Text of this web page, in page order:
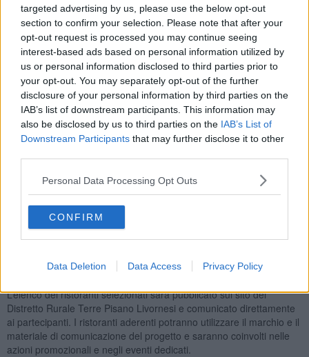
targeted advertising by us, please use the below opt-out
section to confirm your selection. Please note that after your
opt-out request is processed you may continue seeing
interest-based ads based on personal information utilized by
us or personal information disclosed to third parties prior to
your opt-out. You may separately opt-out of the further
disclosure of your personal information by third parties on the
IAB’s list of downstream participants. This information may
also be disclosed by us to third parties on the IAB’s List of
Downstream Participants that may further disclose it to other
Personal Data Processing Opt Outs
CONFIRM
Data Deletion Data Access Privacy Policy
ristoranti del territorio pisano-livornese interessati ad aderire al
progetto, contribuendo alla diffusione di unafiliera corta e
sostenibile, basata sull’utilizzo di prodotti locali, tipici e certificati,
nonché alla promozione di un’offerta enogastronomica di qualità
legata al territorio.
Possono presentare domanda di adesione i ristoranti, osterie,
agriturismi, trattorie e altre attività di ristorazione con sede
operativa nei comuni aderenti al Distretto Rurale Terre Pisano
Fauglia, Orciano Pisano e Santa Luce.
La selezione delle candidature avverrà sulla base di una serie di
criteri: percentuale di utilizzo di prodotti locali e tipici del territorio;
impegno alla promozione del progetto e dei produttori aderenti al
identità territoriale e sostenibilità; partecipazione ad altre iniziative
di valorizzazione del territorio o di educazione alimentare.
L’elenco dei ristoranti selezionati sarà pubblicato sul sito del
Distretto Rurale Terre Pisano Livornesi e comunicato direttamente
ai partecipanti. I ristoranti aderenti potranno utilizzare il marchio e il
materiale di comunicazione del progetto e saranno coinvolti nelle
azioni promozionali e negli eventi dedicati.